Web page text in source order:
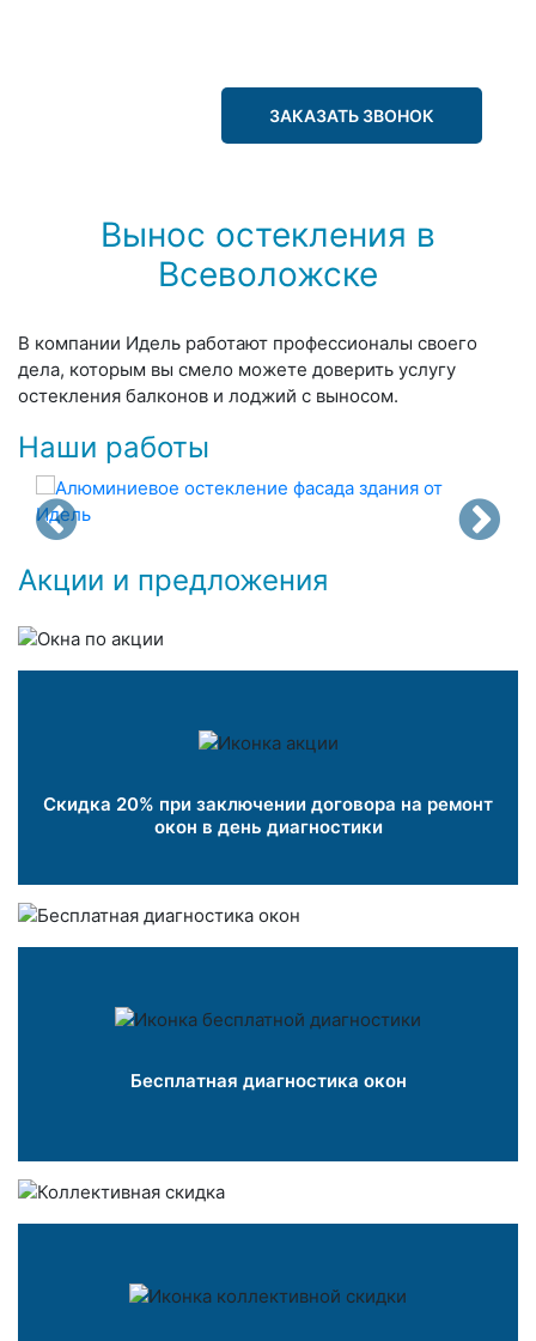
ЗАКАЗАТЬ ЗВОНОК
Вынос остекления в
Всеволожске
В компании Идель работают профессионалы своего
дела, которым вы смело можете доверить услугу
остекления балконов и лоджий с выносом.
Наши работы
Акции и предложения
Скидка 20% при заключении договора на ремонт
окон в день диагностики
Бесплатная диагностика окон